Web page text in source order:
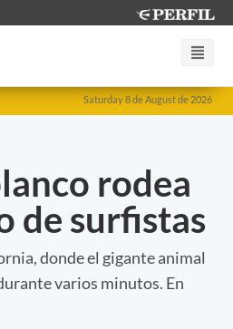
Saturday 8 de August de 2026
rodea
de surfistas
donde el gigante animal
varios minutos. En